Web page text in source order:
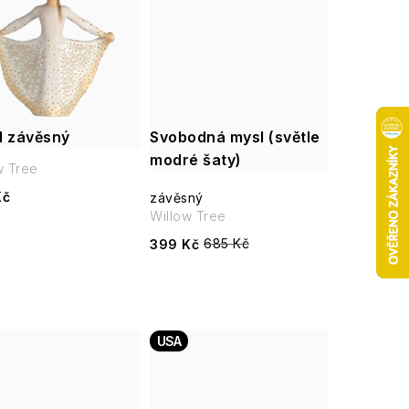
závěsný
Tree
Svobodná mysl (světle
modré šaty)
závěsný
399 Kč 685 Kč
Willow Tree
USA